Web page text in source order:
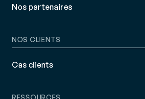
Nos partenaires
NOS CLIENTS
Cas clients